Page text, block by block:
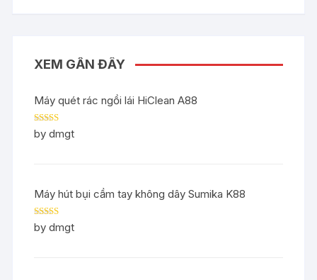
XEM GẦN ĐÂY
Máy quét rác ngồi lái HiClean A88
Rated5out
of 5
by dmgt
Máy hút bụi cầm tay không dây Sumika K88
Rated5out
of 5
by dmgt